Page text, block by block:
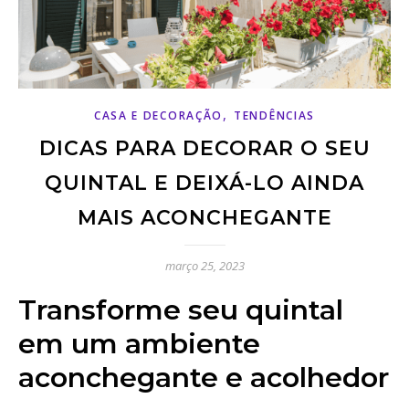
CASA E DECORAÇÃO , TENDÊNCIAS
DICAS PARA DECORAR O SEU
QUINTAL E DEIXÁ-LO AINDA
MAIS ACONCHEGANTE
março 25, 2023
Transforme seu quintal
em um ambiente
aconchegante e acolhedor